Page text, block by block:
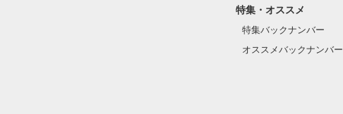
特集・オススメ
特集バックナンバー
オススメバックナンバー